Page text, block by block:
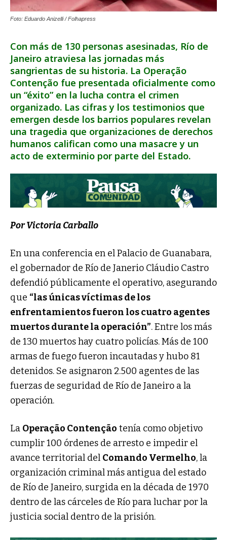
Foto: Eduardo Anizelli / Folhapress
Con más de 130 personas asesinadas, Río de
Janeiro atraviesa las jornadas más
sangrientas de su historia. La Operação
Contenção fue presentada oficialmente como
un “éxito” en la lucha contra el crimen
organizado. Las cifras y los testimonios que
emergen desde los barrios populares revelan
una tragedia que organizaciones de derechos
humanos califican como una masacre y un
acto de exterminio por parte del Estado.
Por Victoria Carballo
En una conferencia en el Palacio de Guanabara,
el gobernador de Río de Janerio Cláudio Castro
defendió públicamente el operativo, asegurando
que “las únicas víctimas de los
enfrentamientos fueron los cuatro agentes
muertos durante la operación”. Entre los más
de 130 muertos hay cuatro policías. Más de 100
armas de fuego fueron incautadas y hubo 81
detenidos. Se asignaron 2.500 agentes de las
fuerzas de seguridad de Río de Janeiro a la
operación.
La Operação Contenção tenía como objetivo
cumplir 100 órdenes de arresto e impedir el
avance territorial del Comando Vermelho, la
organización criminal más antigua del estado
de Río de Janeiro, surgida en la década de 1970
dentro de las cárceles de Río para luchar por la
justicia social dentro de la prisión.